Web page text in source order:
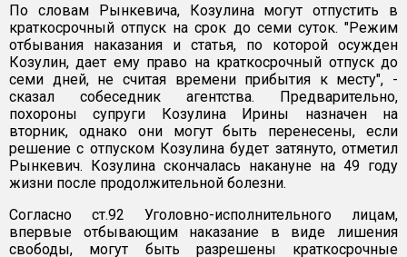
По словам Рынкевича, Козулина могут отпустить в
краткосрочный отпуск на срок до семи суток. "Режим
отбывания наказания и статья, по которой осужден
Козулин, дает ему право на краткосрочный отпуск до
семи дней, не считая времени прибытия к месту", -
сказал собеседник агентства. Предварительно,
похороны супруги Козулина Ирины назначен на
вторник, однако они могут быть перенесены, если
решение с отпуском Козулина будет затянуто, отметил
Рынкевич. Козулина скончалась накануне на 49 году
жизни после продолжительной болезни.
Согласно ст.92 Уголовно-исполнительного лицам,
впервые отбывающим наказание в виде лишения
свободы, могут быть разрешены краткосрочные